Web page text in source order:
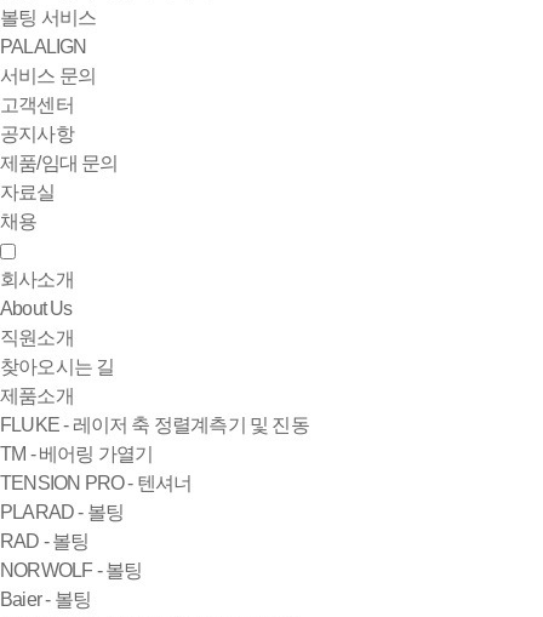
볼팅 서비스
PALALIGN
서비스 문의
고객센터
공지사항
제품/임대 문의
자료실
채용
회사소개
About Us
직원소개
찾아오시는 길
제품소개
FLUKE - 레이저 축 정렬계측기 및 진동
TM - 베어링 가열기
TENSION PRO - 텐셔너
PLARAD - 볼팅
RAD - 볼팅
NORWOLF - 볼팅
Baier - 볼팅